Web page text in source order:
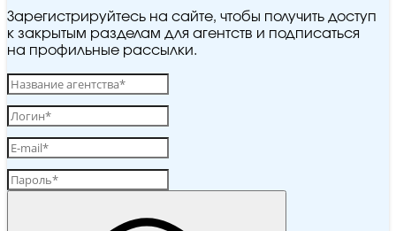
Зарегистрируйтесь на сайте, чтобы получить доступ
к закрытым разделам для агентств и подписаться
на профильные рассылки.